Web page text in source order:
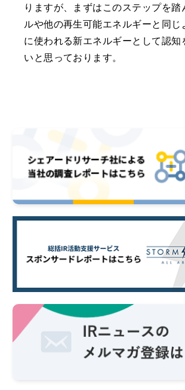
りますが、まずはこのステップを踏
ルや他の再生可能エネルギーと同じ
に使われる新エネルギーとして認知
いと思っております。